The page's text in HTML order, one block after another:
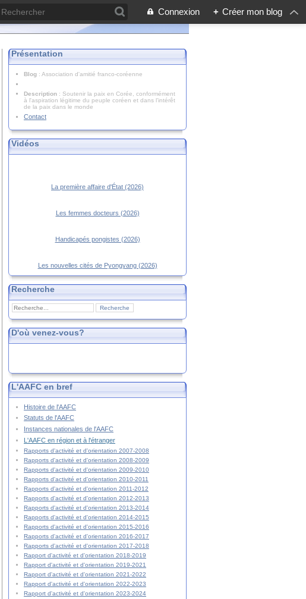
Connexion + Créer mon blog
Présentation
Blog : Association d'amitié franco-coréenne
Description : Soutenir la paix en Corée, conformément
à l'aspiration légitime du peuple coréen et dans l’intérêt
de la paix dans le monde
Contact
Vidéos
La première affaire d'État (2026)
Les femmes docteurs (2026)
Handicapés pongistes (2026)
Les nouvelles cités de Pyongyang (2026)
Recherche
D'où venez-vous?
L'AAFC en bref
Histoire de l'AAFC
Statuts de l'AAFC
Instances nationales de l'AAFC
L'AAFC en région et à l'étranger
Rapports d'activité et d'orientation 2007-2008
Rapports d'activité et d'orientation 2008-2009
Rapports d'activité et d'orientation 2009-2010
Rapports d'activité et d'orientation 2010-2011
Rapports d'activité et d'orientation 2011-2012
Rapports d'activité et d'orientation 2012-2013
Rapports d'activité et d'orientation 2013-2014
Rapports d'activité et d'orientation 2014-2015
Rapports d'activité et d'orientation 2015-2016
Rapports d'activité et d'orientation 2016-2017
Rapports d'activité et d'orientation 2017-2018
Rapport d'activité et d'orientation 2018-2019
Rapport d'activité et d'orientation 2019-2021
Rapport d'activité et d'orientation 2021-2022
Rapport d'activité et d'orientation 2022-2023
Rapport d'activité et d'orientation 2023-2024